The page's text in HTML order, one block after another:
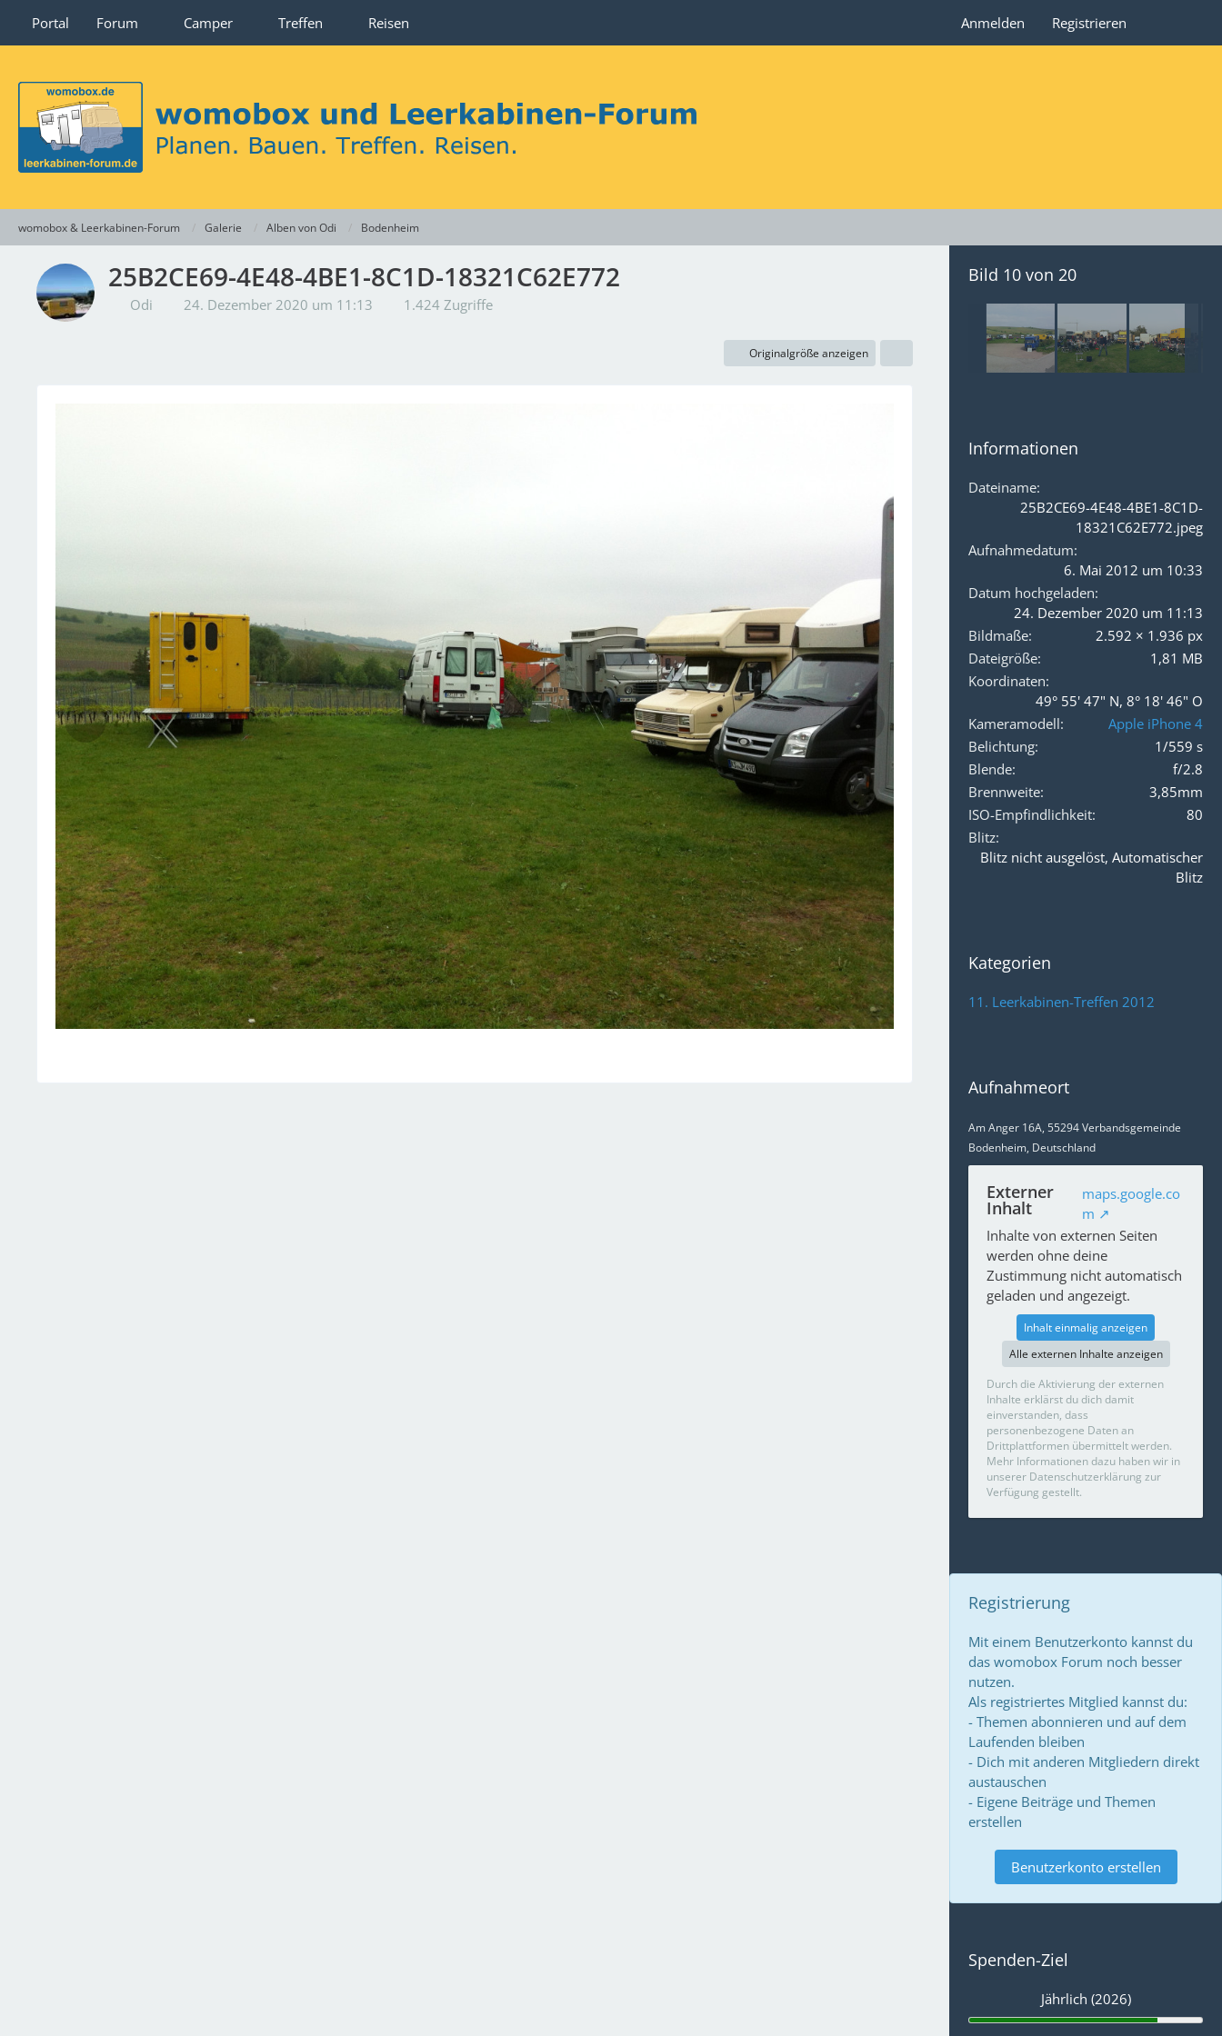
Portal Forum Camper Treffen Reisen Anmelden Registrieren
womobox & Leerkabinen-Forum Galerie Alben von Odi Bodenheim
25B2CE69-4E48-4BE1-8C1D-18321C62E772
Odi 24. Dezember 2020 um 11:13 1.424 Zugriffe
Originalgröße anzeigen
Bild 10 von 20
Informationen
Dateiname
25B2CE69-4E48-4BE1-8C1D-
18321C62E772.jpeg
Aufnahmedatum
6. Mai 2012 um 10:33
Datum hochgeladen
24. Dezember 2020 um 11:13
Bildmaße
2.592 × 1.936 px
Dateigröße
1,81 MB
Koordinaten
49° 55' 47" N, 8° 18' 46" O
Kameramodell
Apple iPhone 4
Belichtung
1/559 s
Blende
f/2.8
Brennweite
3,85mm
ISO-Empfindlichkeit
80
Blitz
Blitz nicht ausgelöst, Automatischer
Blitz
Kategorien
11. Leerkabinen-Treffen 2012
Aufnahmeort
Am Anger 16A, 55294 Verbandsgemeinde
Bodenheim, Deutschland
Externer
Inhalt
maps.google.co
m
Inhalte von externen Seiten
werden ohne deine
Zustimmung nicht automatisch
geladen und angezeigt.
Inhalt einmalig anzeigen
Alle externen Inhalte anzeigen
Durch die Aktivierung der externen
Inhalte erklärst du dich damit
einverstanden, dass
personenbezogene Daten an
Drittplattformen übermittelt werden.
Mehr Informationen dazu haben wir in
unserer Datenschutzerklärung zur
Verfügung gestellt.
Registrierung
Mit einem Benutzerkonto kannst du
das womobox Forum noch besser
nutzen.
Als registriertes Mitglied kannst du:
- Themen abonnieren und auf dem
Laufenden bleiben
- Dich mit anderen Mitgliedern direkt
austauschen
- Eigene Beiträge und Themen
erstellen
Benutzerkonto erstellen
Spenden-Ziel
Jährlich (2026)